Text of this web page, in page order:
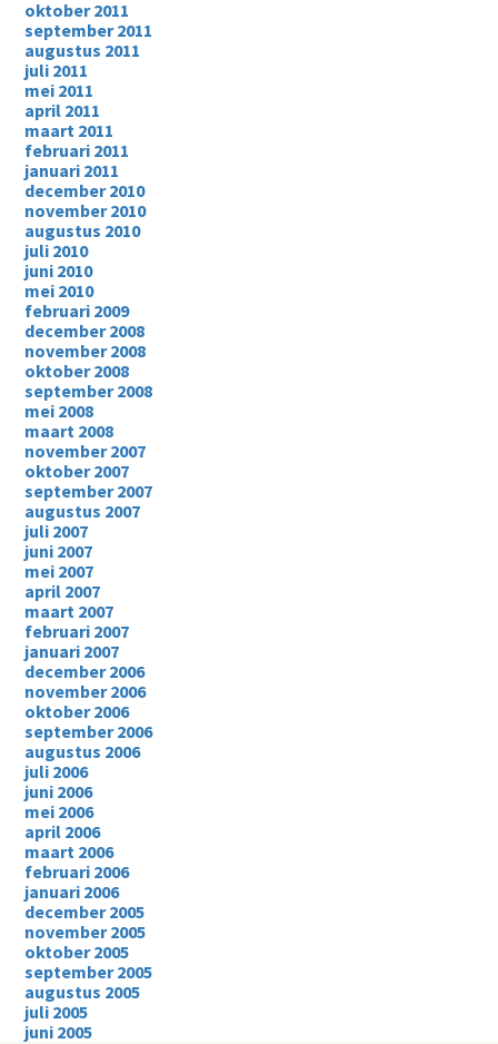
oktober 2011
september 2011
augustus 2011
juli 2011
mei 2011
april 2011
maart 2011
februari 2011
januari 2011
december 2010
november 2010
augustus 2010
juli 2010
juni 2010
mei 2010
februari 2009
december 2008
november 2008
oktober 2008
september 2008
mei 2008
maart 2008
november 2007
oktober 2007
september 2007
augustus 2007
juli 2007
juni 2007
mei 2007
april 2007
maart 2007
februari 2007
januari 2007
december 2006
november 2006
oktober 2006
september 2006
augustus 2006
juli 2006
juni 2006
mei 2006
april 2006
maart 2006
februari 2006
januari 2006
december 2005
november 2005
oktober 2005
september 2005
augustus 2005
juli 2005
juni 2005